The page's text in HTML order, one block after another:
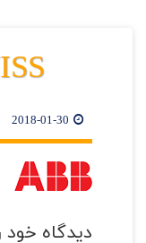
2018-01-30
دیدگاه خود